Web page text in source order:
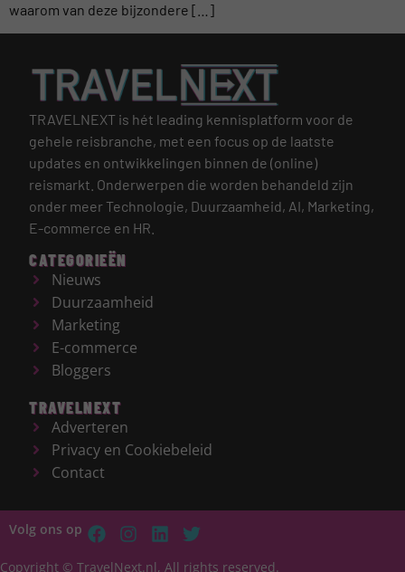
waarom van deze bijzondere […]
TRAVELNEXT is hét leading kennisplatform voor de
gehele reisbranche, met een focus op de laatste
updates en ontwikkelingen binnen de (online)
reismarkt. Onderwerpen die worden behandeld zijn
onder meer Technologie, Duurzaamheid, AI, Marketing,
E-commerce en HR.
CATEGORIEËN
Nieuws
Duurzaamheid
Marketing
E-commerce
Bloggers
TRAVELNEXT
Adverteren
Privacy en Cookiebeleid
Contact
Volg ons op
Copyright © TravelNext.nl, All rights reserved.